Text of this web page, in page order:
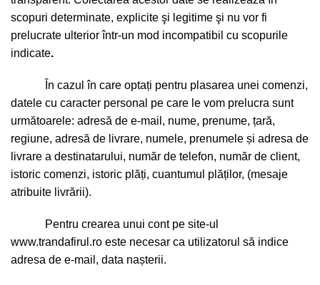
scopuri determinate, explicite şi legitime şi nu vor fi
prelucrate ulterior într-un mod incompatibil cu scopurile
indicate.
În cazul în care optați pentru plasarea unei comenzi,
datele cu caracter personal pe care le vom prelucra sunt
următoarele: adresă de e-mail, nume, prenume, țară,
regiune, adresă de livrare, numele, prenumele și adresa de
livrare a destinatarului, număr de telefon, număr de client,
istoric comenzi, istoric plăți, cuantumul plăților, (mesaje
atribuite livrării).
Pentru crearea unui cont pe site-ul
www.trandafirul.ro este necesar ca utilizatorul să indice
adresa de e-mail, data nașterii.